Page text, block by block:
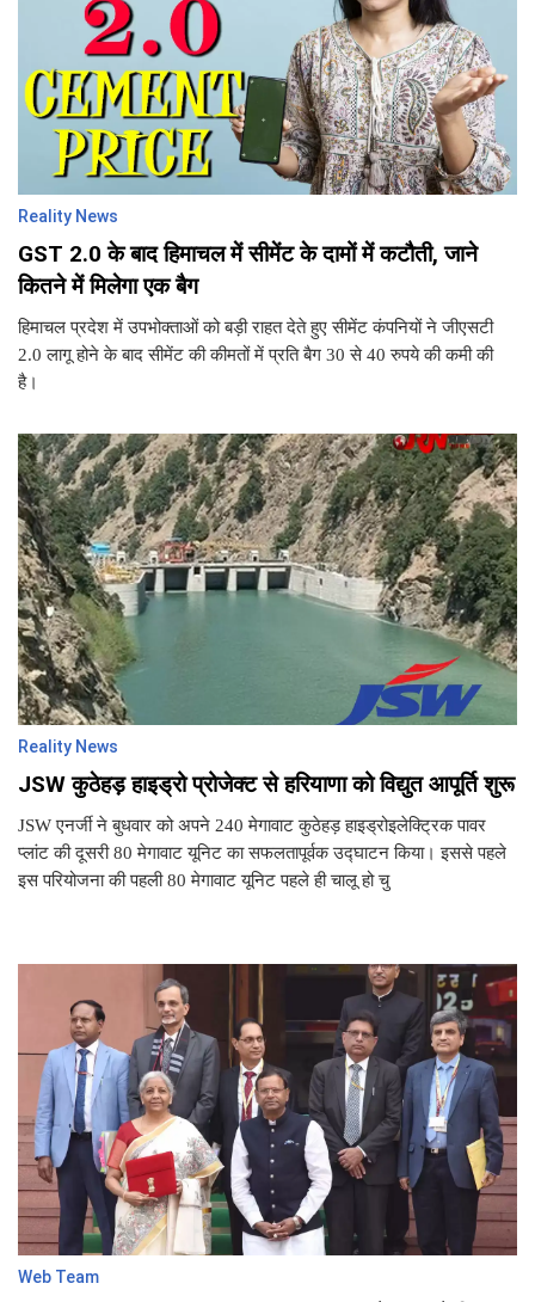
Reality News
GST 2.0 के बाद हिमाचल में सीमेंट के दामों में कटौती, जाने
कितने में मिलेगा एक बैग
हिमाचल प्रदेश में उपभोक्ताओं को बड़ी राहत देते हुए सीमेंट कंपनियों ने जीएसटी
2.0 लागू होने के बाद सीमेंट की कीमतों में प्रति बैग 30 से 40 रुपये की कमी की
है।
Reality News
JSW कुठेहड़ हाइड्रो प्रोजेक्ट से हरियाणा को विद्युत आपूर्ति शुरू
JSW एनर्जी ने बुधवार को अपने 240 मेगावाट कुठेहड़ हाइड्रोइलेक्ट्रिक पावर
प्लांट की दूसरी 80 मेगावाट यूनिट का सफलतापूर्वक उद्घाटन किया। इससे पहले
इस परियोजना की पहली 80 मेगावाट यूनिट पहले ही चालू हो चु
Web Team